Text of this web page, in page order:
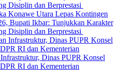
Konawe Utara Lepas Kontingen
Bupati Ikbar: Tunjukkan Karakter
Disiplin dan Berprestasi
Dinas PUPR Konsel
RI dan Kementerian